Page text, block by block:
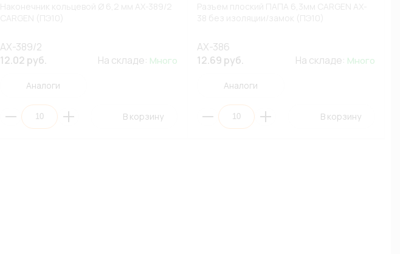
AX-389/2
12.02 руб.
На складе: Много
Аналоги
В корзину
AX-386
12.69 руб.
На складе: Много
Аналоги
В корзину